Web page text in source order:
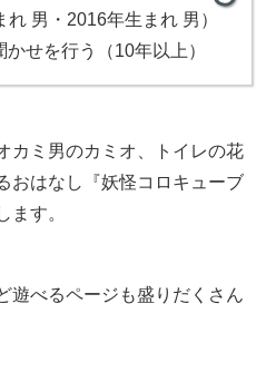
れ 男・2016年生まれ 男）
せを行う（10年以上）
カミ男のカミオ、トイレの花
おはなし『妖怪コロキューブ
ます。
遊べるページも盛りだくさん